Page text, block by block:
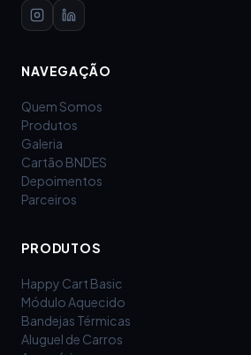
NAVEGAÇÃO
Quem Somos
Produtos
Galeria
Cartão BNDES
Depoimentos
Parceiros
PRODUTOS
Happy Cart Basic
Módulo Aquecido
Bandejas Térmicas
Aluguel de Carros